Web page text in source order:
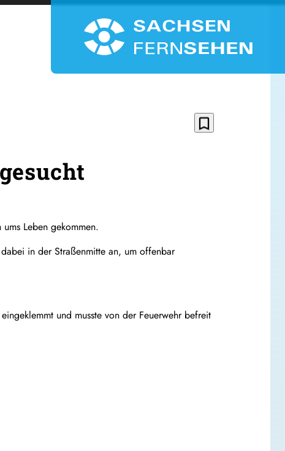
bookmark_border
Leben gekommen.
in der Straßenmitte an, um offenbar
und musste von der Feuerwehr befreit